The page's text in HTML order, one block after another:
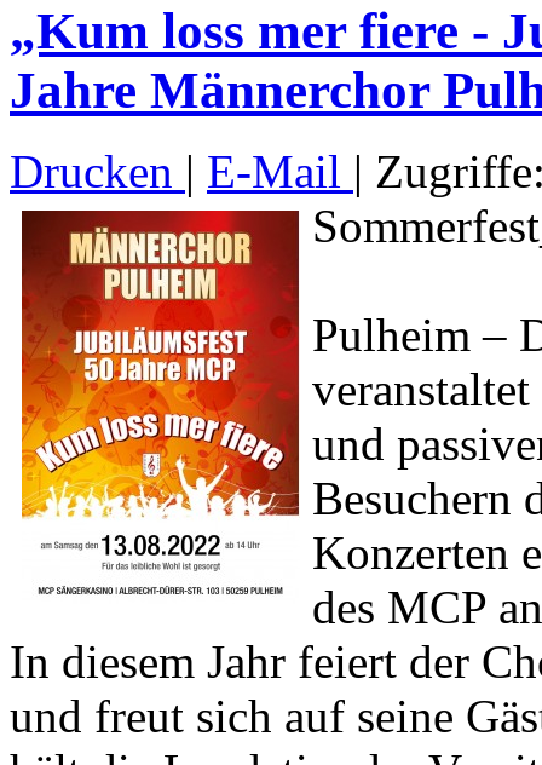
„Kum loss mer fiere -
Jahre Männerchor
Drucken | E-Mail |
Pulheim –
und
Besuchern
Konzerten
des MCP
In diesem Jahr feiert der
und freut sich auf seine